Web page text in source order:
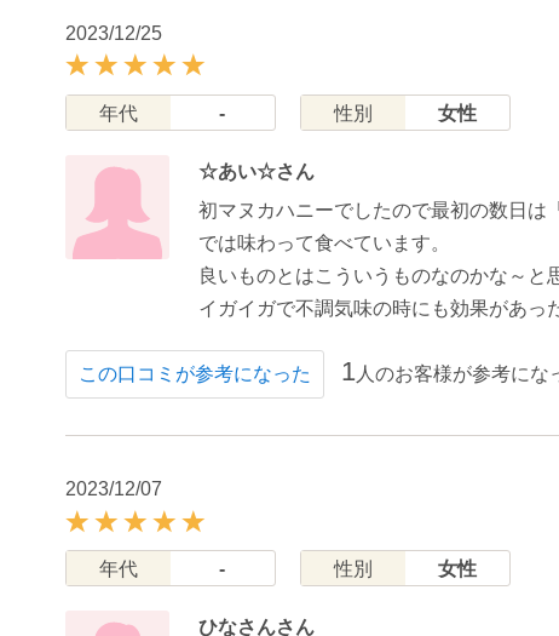
2023/12/25
年代 - 性別 女性
☆あい☆さん
初マヌカハニーでしたので最初の数日は
では味わって食べています。
良いものとはこういうものなのかな～と
イガイガで不調気味の時にも効果があっ
この口コミが参考になった 1 人のお客様が参考にな
2023/12/07
年代 - 性別 女性
ひなさんさん